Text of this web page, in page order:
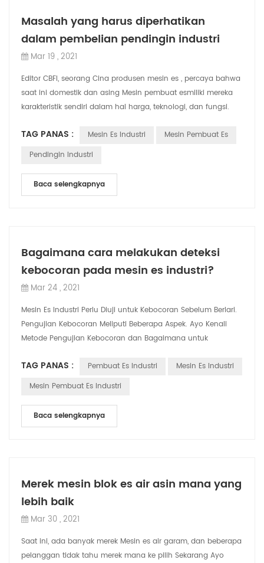
Masalah yang harus diperhatikan
dalam pembelian pendingin industri
Mar 19 , 2021
Editor CBFI, seorang Cina produsen mesin es , percaya bahwa
saat ini domestik dan asing Mesin pembuat esmiliki mereka
karakteristik sendiri dalam hal harga, teknologi, dan fungsi.
TAG PANAS : Mesin Es Industri
Mesin Pembuat Es
Pendingin Industri
Baca selengkapnya
Bagaimana cara melakukan deteksi
kebocoran pada mesin es industri?
Mar 24 , 2021
Mesin Es Industri Perlu Diuji untuk Kebocoran Sebelum Berlari.
Pengujian Kebocoran Meliputi Beberapa Aspek. Ayo Kenali
Metode Pengujian Kebocoran dan Bagaimana untuk
TAG PANAS : Pembuat Es Industri
Mesin Es Industri
Mesin Pembuat Es Industri
Baca selengkapnya
Merek mesin blok es air asin mana yang
lebih baik
Mar 30 , 2021
Saat ini, ada banyak merek Mesin es air garam, dan beberapa
pelanggan tidak tahu merek mana ke pilih Sekarang Ayo